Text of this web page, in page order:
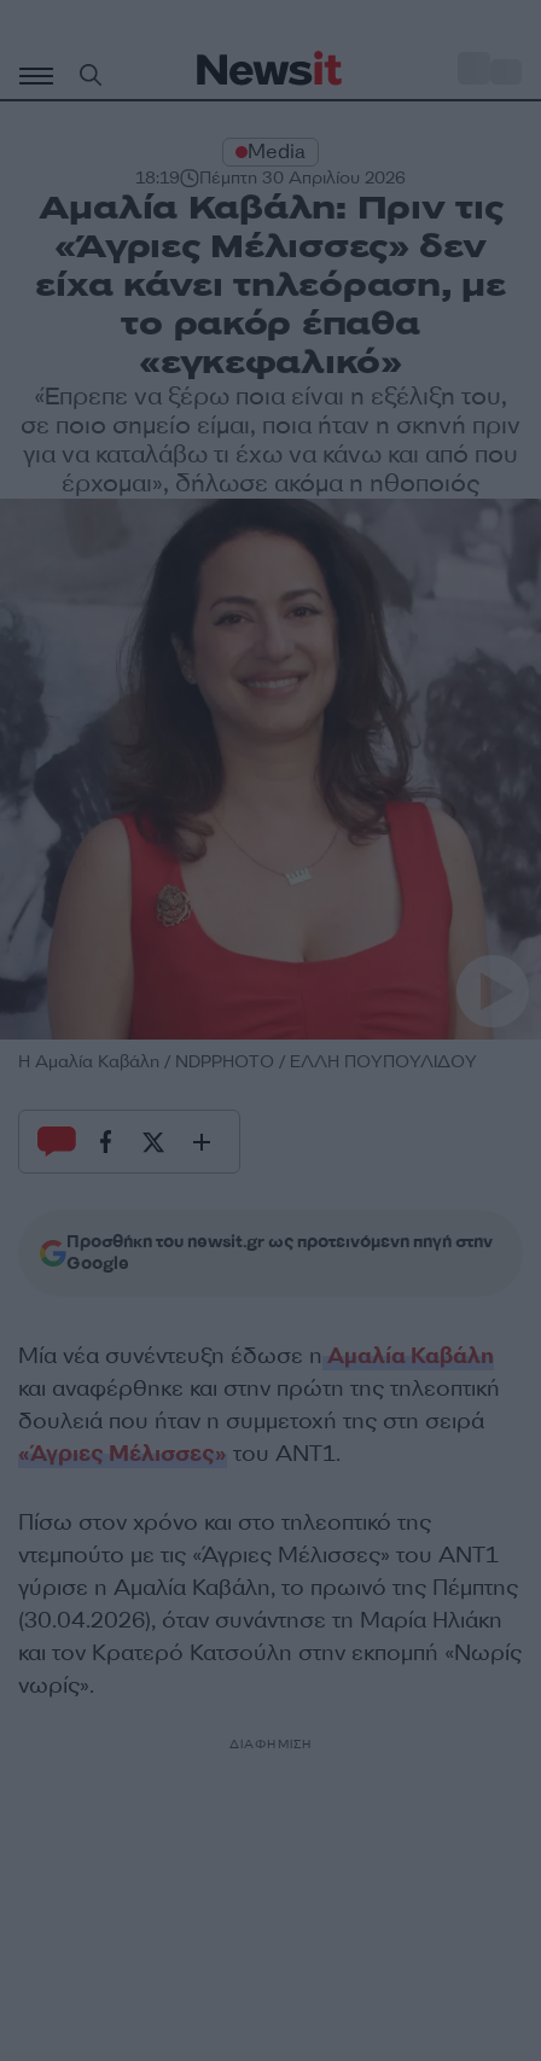
περιεχόμενο
Media
18:19 Πέμπτη 30 Απριλίου 2026
Αμαλία Καβάλη: Πριν τις
«Άγριες Μέλισσες» δεν
είχα κάνει τηλεόραση, με
το ρακόρ έπαθα
«εγκεφαλικό»
«Έπρεπε να ξέρω ποια είναι η εξέλιξη του,
σε ποιο σημείο είμαι, ποια ήταν η σκηνή πριν
για να καταλάβω τι έχω να κάνω και από που
έρχομαι», δήλωσε ακόμα η ηθοποιός
Η Αμαλία Καβάλη / NDPPHOTO / ΕΛΛΗ ΠΟΥΠΟΥΛΙΔΟΥ
Προσθήκη του newsit.gr ως προτεινόμενη πηγή στην
Google
Μία νέα συνέντευξη έδωσε η Αμαλία Καβάλη
και αναφέρθηκε και στην πρώτη της τηλεοπτική
δουλειά που ήταν η συμμετοχή της στη σειρά
«Άγριες Μέλισσες» του ΑΝΤ1.
Πίσω στον χρόνο και στο τηλεοπτικό της
ντεμπούτο με τις «Άγριες Μέλισσες» του ΑΝΤ1
γύρισε η Αμαλία Καβάλη, το πρωινό της Πέμπτης
(30.04.2026), όταν συνάντησε τη Μαρία Ηλιάκη
και τον Κρατερό Κατσούλη στην εκπομπή «Νωρίς
νωρίς».
ΔΙΑΦΗΜΙΣΗ